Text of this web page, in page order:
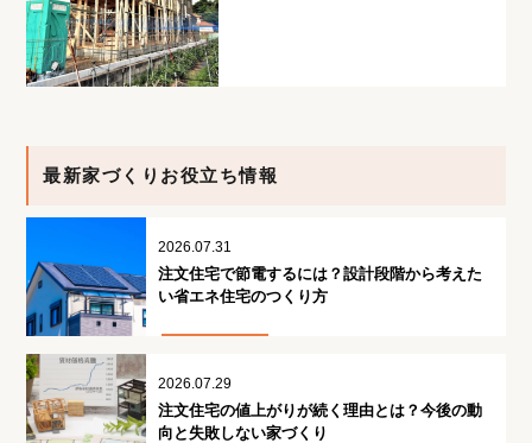
最新家づくりお役立ち情報
2026.07.31
注文住宅で節電するには？設計段階から考えた
い省エネ住宅のつくり方
2026.07.29
注文住宅の値上がりが続く理由とは？今後の動
向と失敗しない家づくり